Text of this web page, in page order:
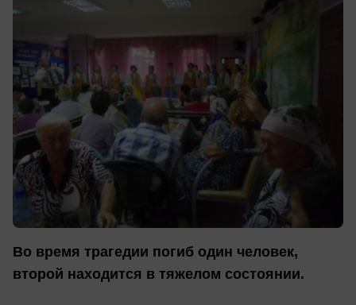
Во время трагедии погиб один человек,
второй находится в тяжелом состоянии.